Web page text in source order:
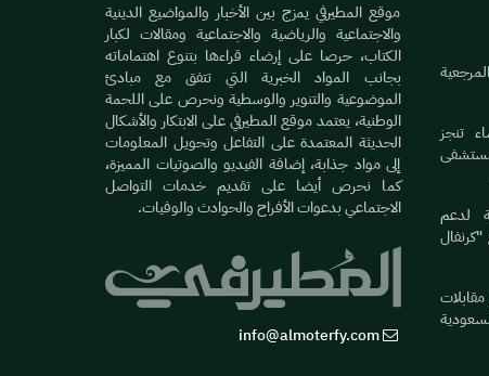
تنجز
لدعم
"كرنفال
موقع المطيرفي يمزج بين الأخبار والمواضيع الدينية
والاجتماعية والرياضية والاجتماعية ومقالات لكبار
الكتاب، حرصا على إرضاء قراءها بتنوع اهتماماته
بجانب المواد الخبرية التي تتفق مع مبادئ
الموضوعية والتنوير والوسطية ونحرص على اللحمة
الوطنية، يعتمد موقع المطيرفي على الابتكار والأشكال
الحديثة المعتمدة على التفاعل وتحويل المعلومات
إلى مواد جذابة، إضافة الفيديو والصوتيات المميزة،
كما نحرص أيضا على تقديم خدمات التواصل
الاجتماعي بدعوات الأفراح والحوادث والوفيات.
info@almoterfy.com